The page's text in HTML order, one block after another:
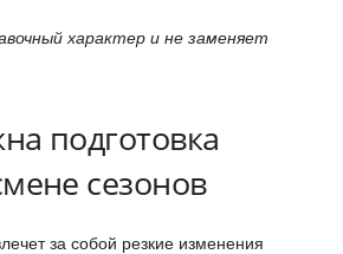
характер и не заменяет
подготовка
сезонов
за собой резкие изменения